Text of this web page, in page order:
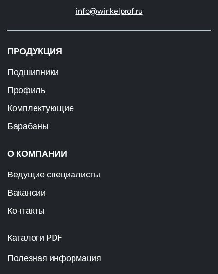
info@winkelprof.ru
ПРОДУКЦИЯ
Подшипники
Профиль
Комплектующие
Барабаны
О КОМПАНИИ
Ведущие специалисты
Вакансии
Контакты
Каталоги PDF
Полезная информация